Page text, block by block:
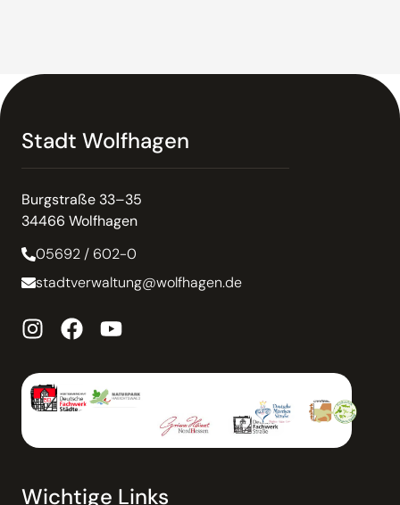
Stadt Wolfhagen
Burgstraße 33–35
34466 Wolfhagen
05692 / 602-0
stadtverwaltung@wolfhagen.de
Wichtige Links